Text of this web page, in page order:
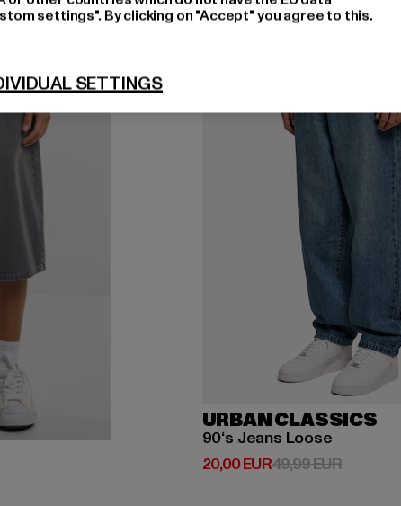
-60%
URBAN CLASSICS
90‘s Jeans Loose
20,00 EUR
Derzeitiger Preis: 20,00 EUR
49,99 EUR
settings". By clicking on "Accept" you agree to this.
SETTINGS